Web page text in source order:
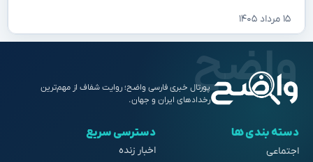
۱۵ مرداد ۱۴۰۵
پورتال خبری فارسی واضح؛ روایت شفاف از مهم‌ترین
رخدادهای ایران و جهان.
دسته بندی ها
اجتماعی
دسترسی سریع
اخبار زنده